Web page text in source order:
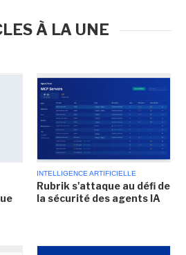
À LA UNE
INTELLIGENCE ARTIFICIELLE
Rubrik s'attaque au défi de
la sécurité des agents IA